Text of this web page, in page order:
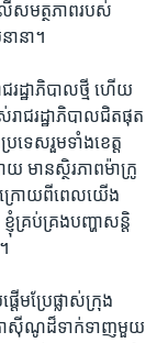
សមត្ថភាព​របស់​
ានា​។
រដ្ឋាភិបាល​ថ្មី​ ហើយ​
ាជរដ្ឋាភិបាល​ជិត​ផុត​
រទេស​រួម​ទាំង​ខេត្ត​
មានសិ្ថរភាព​ម៉ាក្រូ
ក្រោយពីពេល​យើង​
រប់​គ្រង​បញ្ហា​សន្តិ
ម​ប្រែផ្លាស់​ក្រុង​
កាស៊ីណូ​ដ៏​ទាក់ទាញ​មួយ​